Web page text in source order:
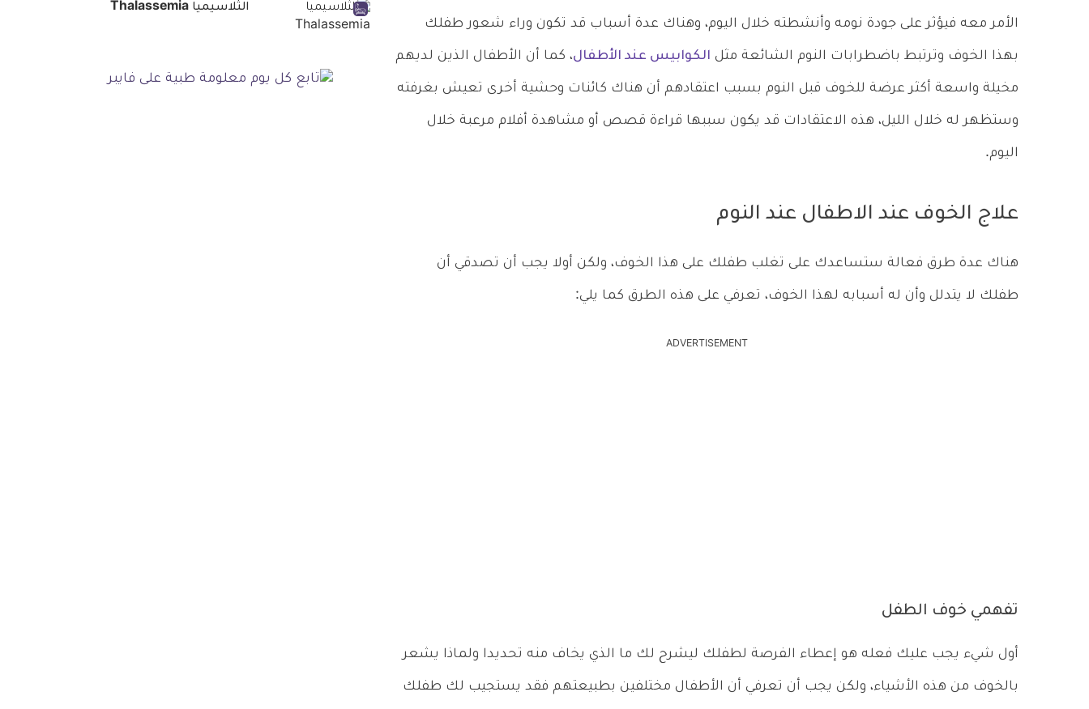
الأمر معه فيؤثر على جودة نومه وأنشطته خلال اليوم، وهناك عدة أسباب قد تكون وراء شعور طفلك
بهذا الخوف وترتبط باضطرابات النوم الشائعة مثل الكوابيس عند الأطفال، كما أن الأطفال الذين لديهم
مخيلة واسعة أكثر عرضة للخوف قبل النوم بسبب اعتقادهم أن هناك كائنات وحشية أخرى تعيش بغرفته
وستظهر له خلال الليل، هذه الاعتقادات قد يكون سببها قراءة قصص أو مشاهدة أفلام مرعبة خلال
اليوم.
علاج الخوف عند الاطفال عند النوم
هناك عدة طرق فعالة ستساعدك على تغلب طفلك على هذا الخوف، ولكن أولا يجب أن تصدقي أن
طفلك لا يتدلل وأن له أسبابه لهذا الخوف، تعرفي على هذه الطرق كما يلي:
ADVERTISEMENT
تفهمي خوف الطفل
أول شيء يجب عليك فعله هو إعطاء الفرصة لطفلك ليشرح لك ما الذي يخاف منه تحديدا ولماذا يشعر
بالخوف من هذه الأشياء، ولكن يجب أن تعرفي أن الأطفال مختلفين بطبيعتهم فقد يستجيب لك طفلك
الثلاسيميا Thalassemia